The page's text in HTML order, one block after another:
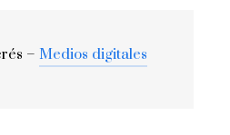
– Medios digitales